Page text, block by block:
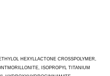
HEXYLLACTONE CROSSPOLYMER,
ISOPROPYL TITANIUM